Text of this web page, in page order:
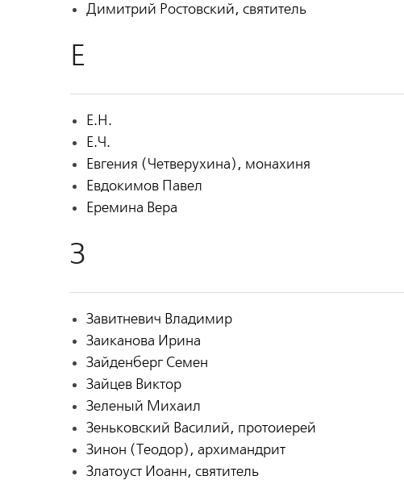
Димитрий Ростовский, святитель
Е
Е.Н.
Е.Ч.
Евгения (Четверухина), монахиня
Евдокимов Павел
Еремина Вера
З
Завитневич Владимир
Заиканова Ирина
Зайденберг Семен
Зайцев Виктор
Зеленый Михаил
Зеньковский Василий, протоиерей
Зинон (Теодор), архимандрит
Златоуст Иоанн, святитель